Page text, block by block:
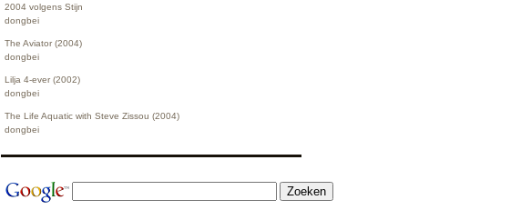
2004 volgens Stijn
dongbei
The Aviator (2004)
dongbei
Lilja 4-ever (2002)
dongbei
The Life Aquatic with Steve Zissou (2004)
dongbei